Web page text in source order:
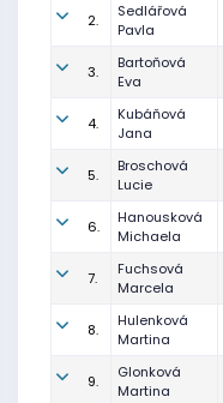
2.
Sedlářová
Pavla
3.
Bartoňová
Eva
4.
Kubáňová
Jana
5.
Broschová
Lucie
6.
Hanousková
Michaela
7.
Fuchsová
Marcela
8.
Hulenková
Martina
9.
Glonková
Martina